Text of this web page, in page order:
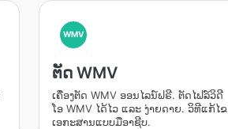
WMV
ຕັດ WMV
ເຄື່ອງຕັດ WMV ອອນໄລນ໌ຟຣີ. ຕັດໄຟລ໌ວິດີ
ໂອ WMV ໄດ້ໄວ ແລະ ງ່າຍດາຍ. ວິທີແກ້ໄຂ
ເອກະສານແບບມືອາຊີບ.